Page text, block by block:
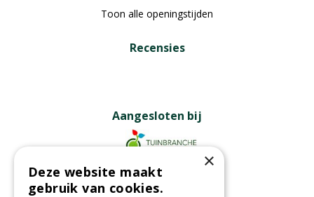
Toon alle openingstijden
Recensies
Aangesloten bij
Partners
×
Deze website maakt
gebruik van cookies.